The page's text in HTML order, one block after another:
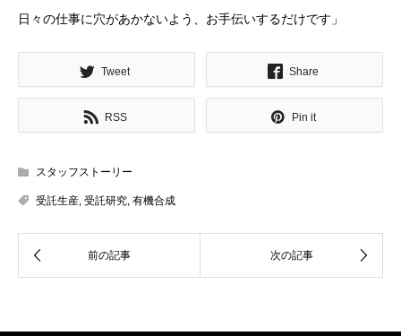
日々の仕事に穴があかないよう、お手伝いするだけです」
Tweet Share
RSS Pin it
スタッフストーリー
受託生産 受託研究 有機合成